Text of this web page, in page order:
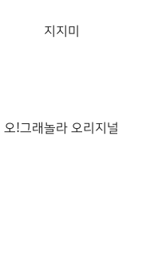
지지미
신제품
오!그래놀라 오리지널